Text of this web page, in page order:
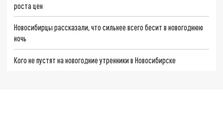
роста цен
Новосибирцы рассказали, что сильнее всего бесит в новогоднюю
ночь
Кого не пустят на новогодние утренники в Новосибирске